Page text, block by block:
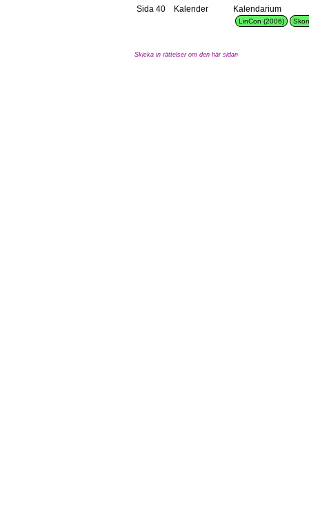
Sida 40 Kalender Kalendarium
LinCon (2006)
Skicka in rättelser om den här sidan